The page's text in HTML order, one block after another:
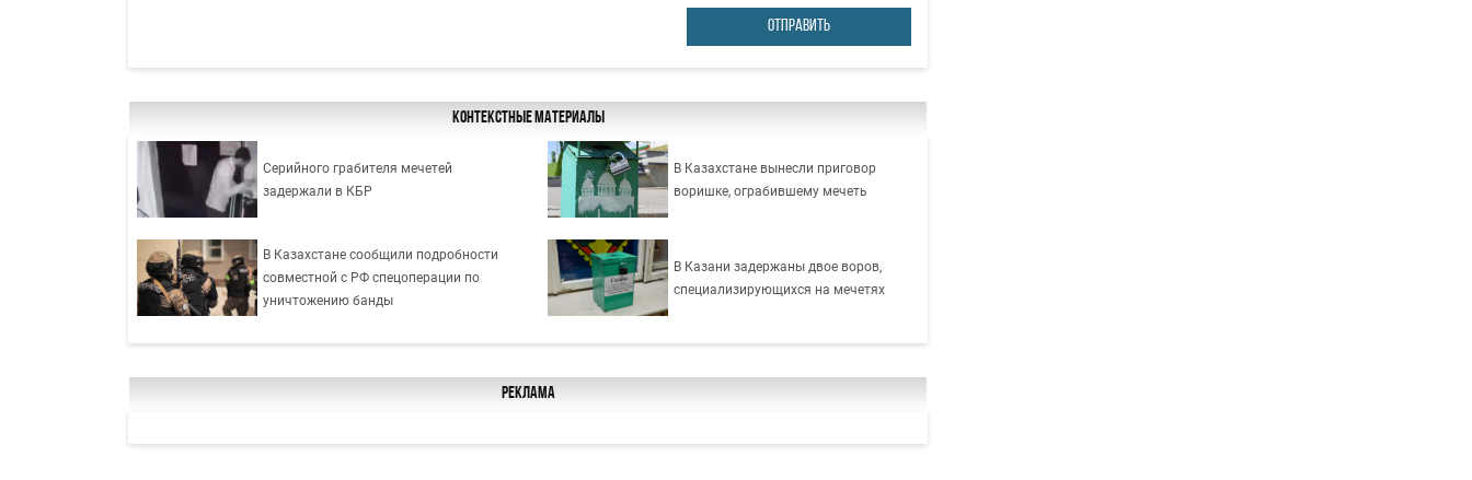
ОТПРАВИТЬ
Контекстные материалы
Серийного грабителя мечетей
задержали в КБР
В Казахстане вынесли приговор
воришке, ограбившему мечеть
В Казахстане сообщили подробности
совместной с РФ спецоперации по
уничтожению банды
В Казани задержаны двое воров,
специализирующихся на мечетях
Реклама